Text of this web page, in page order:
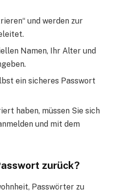
und werden zur
Namen, Ihr Alter und
ein sicheres Passwort
haben, müssen Sie sich
und mit dem
zurück?
Passwörter zu